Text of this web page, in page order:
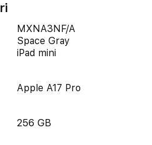
MXNA3NF/A
Space Gray
iPad mini
Apple A17 Pro
256 GB